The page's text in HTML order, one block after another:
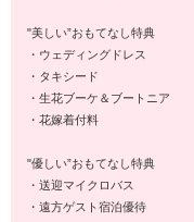
"美しい”おもてなし特典
・ウェディングドレス
・タキシード
・生花ブーケ＆ブートニア
・花嫁着付料
"優しい”おもてなし特典
・送迎マイクロバス
・遠方ゲスト宿泊優待